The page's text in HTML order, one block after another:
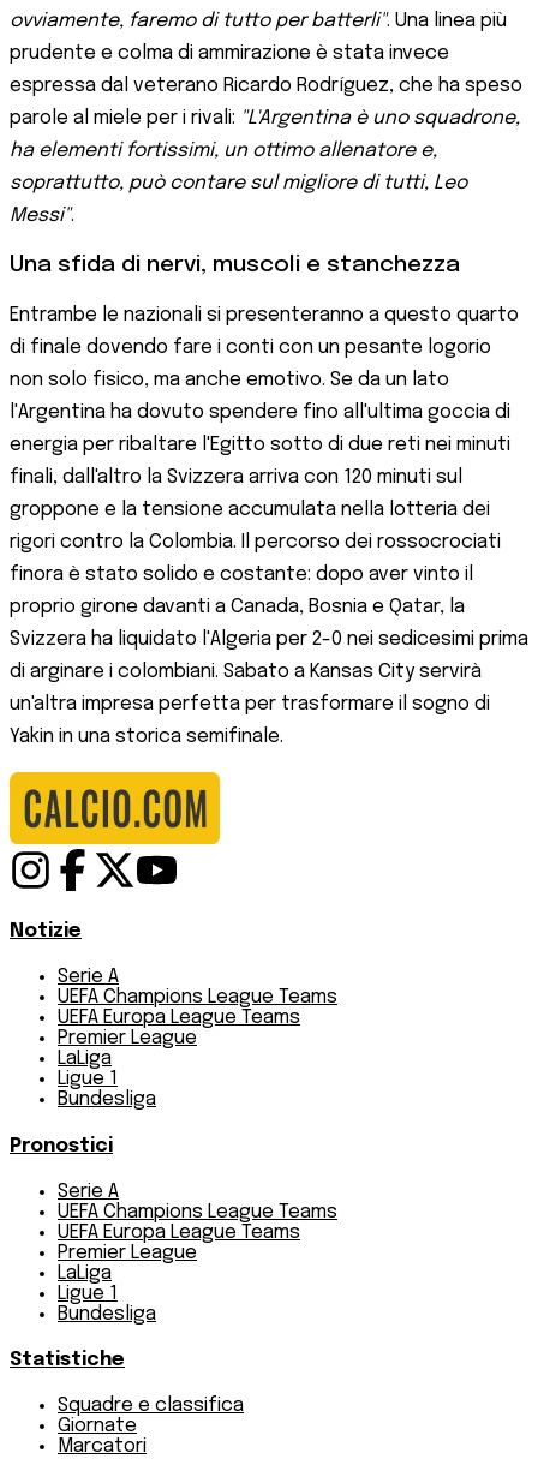
ovviamente, faremo di tutto per batterli". Una linea più
prudente e colma di ammirazione è stata invece
espressa dal veterano Ricardo Rodríguez, che ha speso
parole al miele per i rivali: "L'Argentina è uno squadrone,
ha elementi fortissimi, un ottimo allenatore e,
soprattutto, può contare sul migliore di tutti, Leo
Messi".
Una sfida di nervi, muscoli e stanchezza
Entrambe le nazionali si presenteranno a questo quarto
di finale dovendo fare i conti con un pesante logorio
non solo fisico, ma anche emotivo. Se da un lato
l'Argentina ha dovuto spendere fino all'ultima goccia di
energia per ribaltare l'Egitto sotto di due reti nei minuti
finali, dall'altro la Svizzera arriva con 120 minuti sul
groppone e la tensione accumulata nella lotteria dei
rigori contro la Colombia. Il percorso dei rossocrociati
finora è stato solido e costante: dopo aver vinto il
proprio girone davanti a Canada, Bosnia e Qatar, la
Svizzera ha liquidato l'Algeria per 2-0 nei sedicesimi prima
di arginare i colombiani. Sabato a Kansas City servirà
un'altra impresa perfetta per trasformare il sogno di
Yakin in una storica semifinale.
Notizie
Serie A
UEFA Champions League Teams
UEFA Europa League Teams
Premier League
LaLiga
Ligue 1
Bundesliga
Pronostici
Serie A
UEFA Champions League Teams
UEFA Europa League Teams
Premier League
LaLiga
Ligue 1
Bundesliga
Statistiche
Squadre e classifica
Giornate
Marcatori